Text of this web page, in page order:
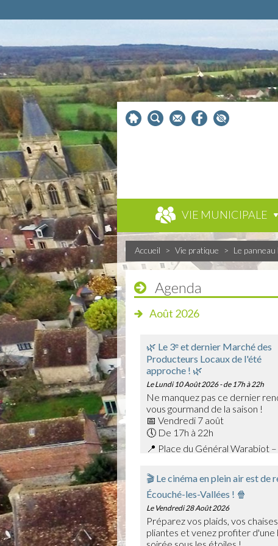
VIE MUNICIPALE
Accueil > Vie pratique > Le
Agenda
Août 2026
🌿 Le 3ᵉ et dernier Marché des
Producteurs Locaux de l'été
approche ! 🌿
Le Lundi 10 Août 2026- de 17h à 22h
Ne manquez pas ce dernier
vous gourmand de la saison !
📅 Vendredi 7 août
🕔 De 17h à 22h
📍 Place du Général Warabiot
savoir-faire et faire le plein de
saison : confitures, boissons,
et bien d'autres trésors du
🎶 La soirée sera également
Emmanuel Toutain, pour une
chaleureuse.
Profitez de cette dernière
🎬 Le cinéma en plein air est de
Écouché-les-Vallées ! 🍿
Le Vendredi 28 Août 2026
Préparez vos plaids, vos chaises
pliantes et venez profiter d'une